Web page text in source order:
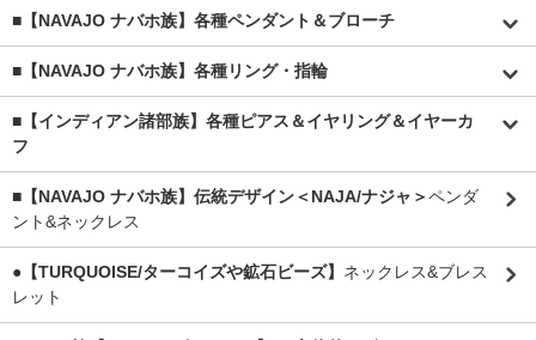
■【NAVAJO ナバホ族】各種ペンダント＆ブローチ
■【NAVAJO ナバホ族】各種リング・指輪
■【インディアン諸部族】各種ピアス＆イヤリング＆イヤーカ
フ
■【NAVAJO ナバホ族】伝統デザイン＜NAJA/ナジャ＞ペンダ
ント&ネックレス
●【TURQUOISE/ターコイズや鉱石ビーズ】 ネックレス&ブレス
レット